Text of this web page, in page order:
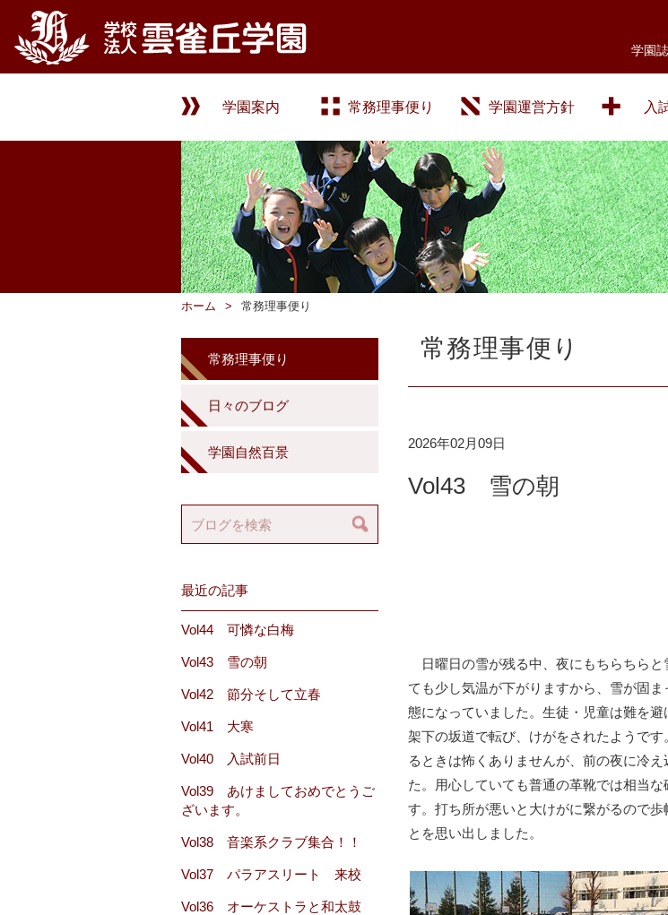
学園
学園案内 常務理事便り 学園運営方針 入
ホーム 常務理事便り
常務理事便り
2026年02月09日
Vol43 雪の朝
日曜日の雪が残る中、夜にもちらちら
ても少し気温が下がりますから、雪が固
態になっていました。生徒・児童は難を
架下の坂道で転び、けがをされたようで
るときは怖くありませんが、前の夜に冷
た。用心していても普通の革靴では相当
す。打ち所が悪いと大けがに繋がるので
とを思い出しました。
常務理事便り
日々のブログ
学園自然百景
最近の記事
Vol44 可憐な白梅
Vol43 雪の朝
Vol42 節分そして立春
Vol41 大寒
Vol40 入試前日
Vol39 あけましておめでとうご
ざいます。
Vol38 音楽系クラブ集合！！
Vol37 パラアスリート 来校
Vol36 オーケストラと和太鼓